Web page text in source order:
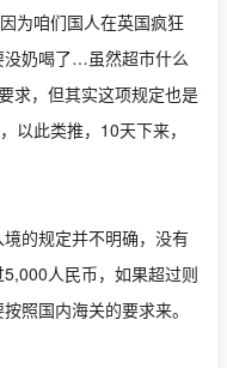
为咱们国人在英国疯狂
没奶喝了…虽然超市什么
求，但其实这项规定也是
以此类推，10天下来，
的规定并不明确，没有
人民币，如果超过则
照国内海关的要求来。